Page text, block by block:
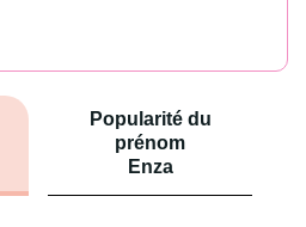
Popularité du
prénom
Enza